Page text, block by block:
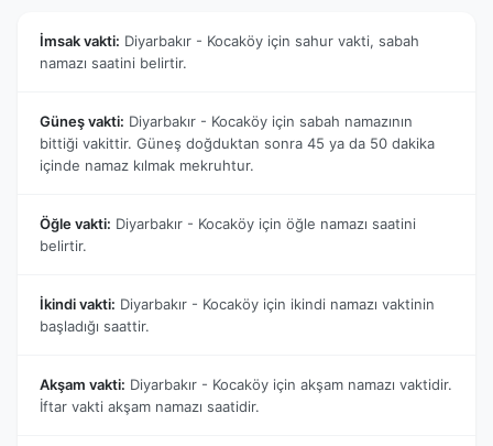
İmsak vakti: Diyarbakır - Kocaköy için sahur vakti, sabah
namazı saatini belirtir.
Güneş vakti: Diyarbakır - Kocaköy için sabah namazının
bittiği vakittir. Güneş doğduktan sonra 45 ya da 50 dakika
içinde namaz kılmak mekruhtur.
Öğle vakti: Diyarbakır - Kocaköy için öğle namazı saatini
belirtir.
İkindi vakti: Diyarbakır - Kocaköy için ikindi namazı vaktinin
başladığı saattir.
Akşam vakti: Diyarbakır - Kocaköy için akşam namazı vaktidir.
İftar vakti akşam namazı saatidir.